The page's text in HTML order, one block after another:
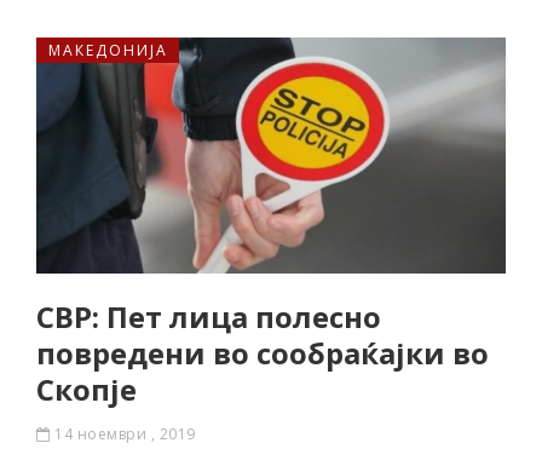
МАКЕДОНИЈА
СВР: Пет лица полесно
повредени во сообраќајки во
Скопје
14 ноември , 2019